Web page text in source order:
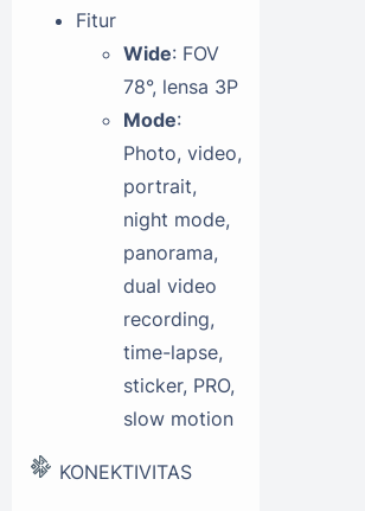
Fitur
Wide: FOV
78°, lensa 3P
Mode:
Photo, video,
portrait,
night mode,
panorama,
dual video
recording,
time-lapse,
sticker, PRO,
slow motion
KONEKTIVITAS